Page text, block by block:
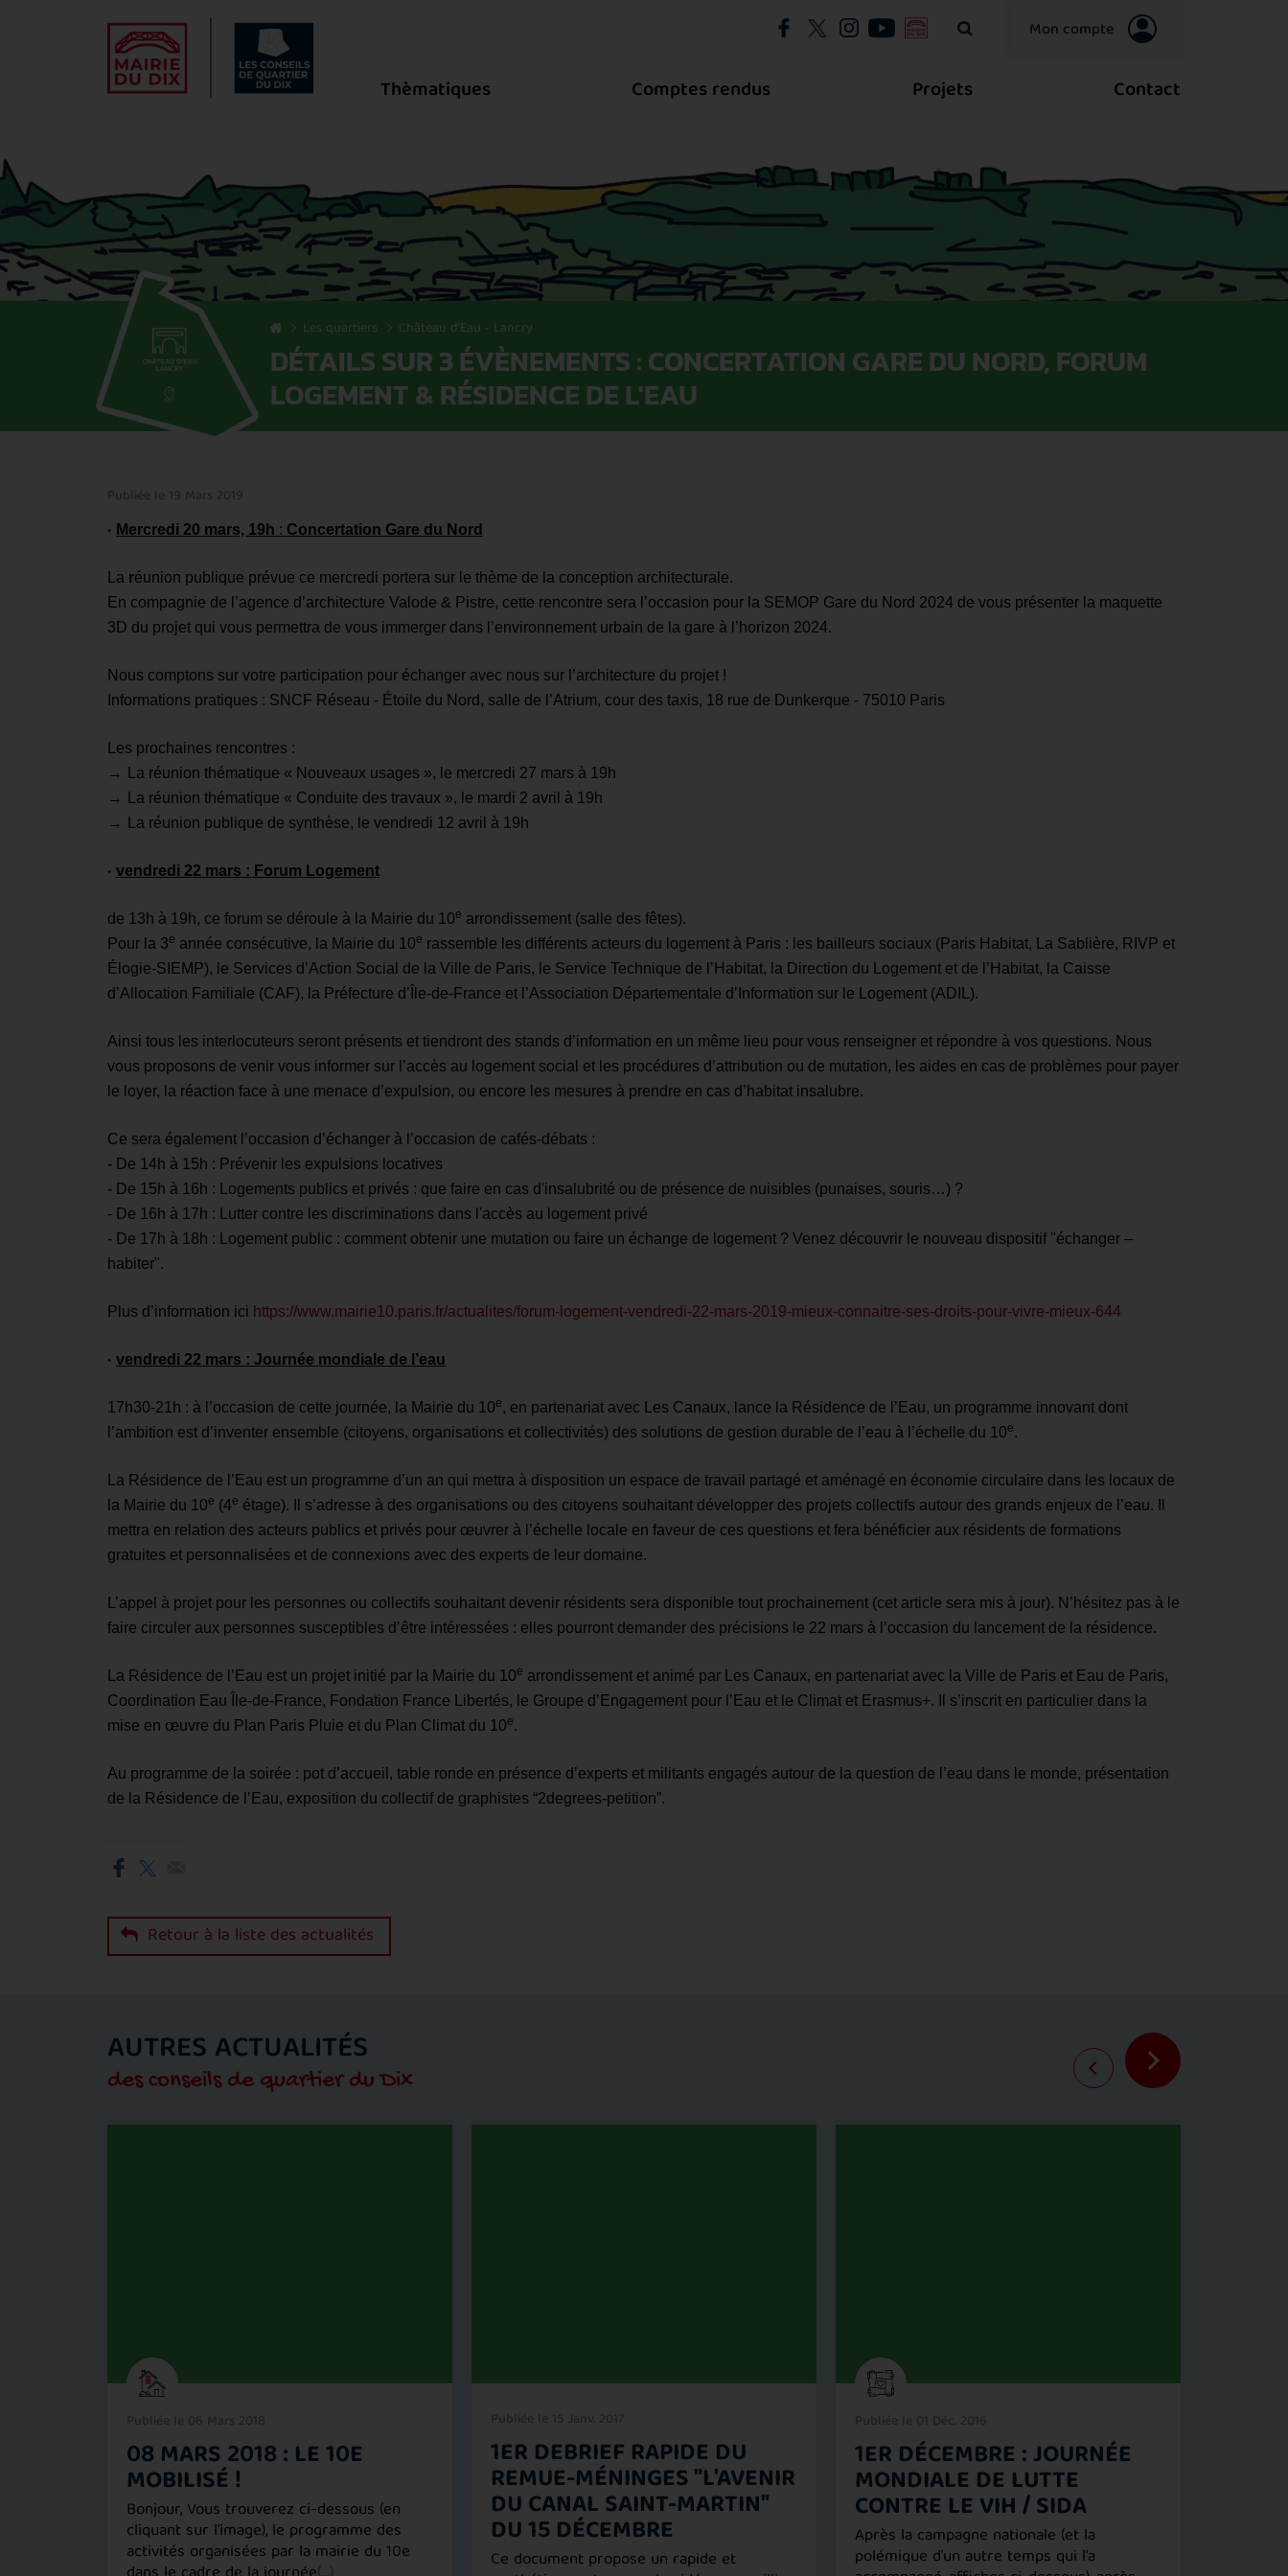
Thèmatiques Comptes rendus Projets Contact
Mon compte
Les quartiers Château d'Eau - Lancry
DÉTAILS SUR 3 ÉVÈNEMENTS : CONCERTATION GARE DU NORD, FORUM
LOGEMENT & RÉSIDENCE DE L'EAU
Publiée le 19 Mars 2019
• Mercredi 20 mars, 19h : Concertation Gare du Nord
La réunion publique prévue ce mercredi portera sur le thème de la conception architecturale.
En compagnie de l’agence d’architecture Valode & Pistre, cette rencontre sera l’occasion pour la SEMOP Gare du Nord 2024 de vous présenter la maquette
3D du projet qui vous permettra de vous immerger dans l’environnement urbain de la gare à l’horizon 2024.
Nous comptons sur votre participation pour échanger avec nous sur l’architecture du projet !
Informations pratiques : SNCF Réseau - Étoile du Nord, salle de l’Atrium, cour des taxis, 18 rue de Dunkerque - 75010 Paris
Les prochaines rencontres :
→ La réunion thématique « Nouveaux usages », le mercredi 27 mars à 19h
→ La réunion thématique « Conduite des travaux », le mardi 2 avril à 19h
→ La réunion publique de synthèse, le vendredi 12 avril à 19h
• vendredi 22 mars : Forum Logement
de 13h à 19h, ce forum se déroule à la Mairie du 10e arrondissement (salle des fêtes).
Pour la 3e année consécutive, la Mairie du 10e rassemble les différents acteurs du logement à Paris : les bailleurs sociaux (Paris Habitat, La Sablière, RIVP et
Élogie-SIEMP), le Services d’Action Social de la Ville de Paris, le Service Technique de l’Habitat, la Direction du Logement et de l’Habitat, la Caisse
d’Allocation Familiale (CAF), la Préfecture d’Île-de-France et l’Association Départementale d’Information sur le Logement (ADIL).
Ainsi tous les interlocuteurs seront présents et tiendront des stands d’information en un même lieu pour vous renseigner et répondre à vos questions. Nous
vous proposons de venir vous informer sur l’accès au logement social et les procédures d’attribution ou de mutation, les aides en cas de problèmes pour payer
le loyer, la réaction face à une menace d’expulsion, ou encore les mesures à prendre en cas d’habitat insalubre.
Ce sera également l’occasion d’échanger à l’occasion de cafés-débats :
- De 14h à 15h : Prévenir les expulsions locatives
- De 15h à 16h : Logements publics et privés : que faire en cas d'insalubrité ou de présence de nuisibles (punaises, souris…) ?
- De 16h à 17h : Lutter contre les discriminations dans l'accès au logement privé
- De 17h à 18h : Logement public : comment obtenir une mutation ou faire un échange de logement ? Venez découvrir le nouveau dispositif "échanger –
habiter".
Plus d’information ici https://www.mairie10.paris.fr/actualites/forum-logement-vendredi-22-mars-2019-mieux-connaitre-ses-droits-pour-vivre-mieux-644
• vendredi 22 mars : Journée mondiale de l’eau
17h30-21h : à l’occasion de cette journée, la Mairie du 10e, en partenariat avec Les Canaux, lance la Résidence de l’Eau, un programme innovant dont
l’ambition est d’inventer ensemble (citoyens, organisations et collectivités) des solutions de gestion durable de l’eau à l’échelle du 10e.
La Résidence de l’Eau est un programme d’un an qui mettra à disposition un espace de travail partagé et aménagé en économie circulaire dans les locaux de
la Mairie du 10e (4e étage). Il s’adresse à des organisations ou des citoyens souhaitant développer des projets collectifs autour des grands enjeux de l’eau. Il
mettra en relation des acteurs publics et privés pour œuvrer à l’échelle locale en faveur de ces questions et fera bénéficier aux résidents de formations
gratuites et personnalisées et de connexions avec des experts de leur domaine.
L’appel à projet pour les personnes ou collectifs souhaitant devenir résidents sera disponible tout prochainement (cet article sera mis à jour). N’hésitez pas à le
faire circuler aux personnes susceptibles d’être intéressées : elles pourront demander des précisions le 22 mars à l’occasion du lancement de la résidence.
La Résidence de l’Eau est un projet initié par la Mairie du 10e arrondissement et animé par Les Canaux, en partenariat avec la Ville de Paris et Eau de Paris,
Coordination Eau Île-de-France, Fondation France Libertés, le Groupe d’Engagement pour l’Eau et le Climat et Erasmus+. Il s’inscrit en particulier dans la
mise en œuvre du Plan Paris Pluie et du Plan Climat du 10e.
Au programme de la soirée : pot d’accueil, table ronde en présence d’experts et militants engagés autour de la question de l’eau dans le monde, présentation
de la Résidence de l’Eau, exposition du collectif de graphistes “2degrees-petition”.
Retour à la liste des actualités
AUTRES ACTUALITÉS
des conseils de quartier du Dix
Publiée le 06 Mars 2018
08 MARS 2018 : LE 10E
MOBILISÉ !
Bonjour, Vous trouverez ci-dessous (en
cliquant sur l'image), le programme des
activités organisées par la mairie du 10e
Publiée le 15 Janv. 2017
1ER DEBRIEF RAPIDE DU
REMUE-MÉNINGES "L'AVENIR
DU CANAL SAINT-MARTIN"
DU 15 DÉCEMBRE
Ce document propose un rapide et
Publiée le 01 Déc. 2016
1ER DÉCEMBRE : JOURNÉE
MONDIALE DE LUTTE
CONTRE LE VIH / SIDA
Après la campagne nationale (et la
polémique d'un autre temps qui l'a